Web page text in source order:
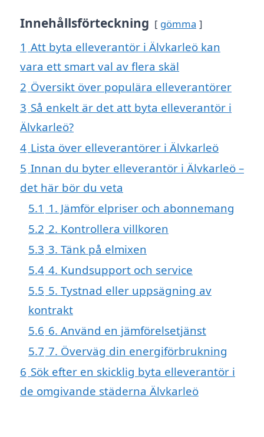
Innehållsförteckning gömma
1 Att byta elleverantör i Älvkarleö kan
vara ett smart val av flera skäl
2 Översikt över populära elleverantörer
3 Så enkelt är det att byta elleverantör i
Älvkarleö?
4 Lista över elleverantörer i Älvkarleö
5 Innan du byter elleverantör i Älvkarleö –
det här bör du veta
5.1 1. Jämför elpriser och abonnemang
5.2 2. Kontrollera villkoren
5.3 3. Tänk på elmixen
5.4 4. Kundsupport och service
5.5 5. Tystnad eller uppsägning av
kontrakt
5.6 6. Använd en jämförelsetjänst
5.7 7. Överväg din energiförbrukning
6 Sök efter en skicklig byta elleverantör i
de omgivande städerna Älvkarleö